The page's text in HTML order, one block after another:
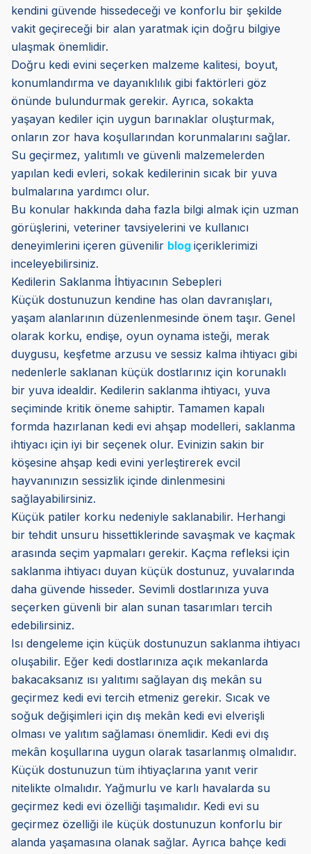
kendini güvende hissedeceği ve konforlu bir şekilde
vakit geçireceği bir alan yaratmak için doğru bilgiye
ulaşmak önemlidir.
Doğru kedi evini seçerken malzeme kalitesi, boyut,
konumlandırma ve dayanıklılık gibi faktörleri göz
önünde bulundurmak gerekir. Ayrıca, sokakta
yaşayan kediler için uygun barınaklar oluşturmak,
onların zor hava koşullarından korunmalarını sağlar.
Su geçirmez, yalıtımlı ve güvenli malzemelerden
yapılan kedi evleri, sokak kedilerinin sıcak bir yuva
bulmalarına yardımcı olur.
Bu konular hakkında daha fazla bilgi almak için uzman
görüşlerini, veteriner tavsiyelerini ve kullanıcı
deneyimlerini içeren güvenilir blog içeriklerimizi
inceleyebilirsiniz.
Kedilerin Saklanma İhtiyacının Sebepleri
Küçük dostunuzun kendine has olan davranışları,
yaşam alanlarının düzenlenmesinde önem taşır. Genel
olarak korku, endişe, oyun oynama isteği, merak
duygusu, keşfetme arzusu ve sessiz kalma ihtiyacı gibi
nedenlerle saklanan küçük dostlarınız için korunaklı
bir yuva idealdir. Kedilerin saklanma ihtiyacı, yuva
seçiminde kritik öneme sahiptir. Tamamen kapalı
formda hazırlanan kedi evi ahşap modelleri, saklanma
ihtiyacı için iyi bir seçenek olur. Evinizin sakin bir
köşesine ahşap kedi evini yerleştirerek evcil
hayvanınızın sessizlik içinde dinlenmesini
sağlayabilirsiniz.
Küçük patiler korku nedeniyle saklanabilir. Herhangi
bir tehdit unsuru hissettiklerinde savaşmak ve kaçmak
arasında seçim yapmaları gerekir. Kaçma refleksi için
saklanma ihtiyacı duyan küçük dostunuz, yuvalarında
daha güvende hisseder. Sevimli dostlarınıza yuva
seçerken güvenli bir alan sunan tasarımları tercih
edebilirsiniz.
Isı dengeleme için küçük dostunuzun saklanma ihtiyacı
oluşabilir. Eğer kedi dostlarınıza açık mekanlarda
bakacaksanız ısı yalıtımı sağlayan dış mekân su
geçirmez kedi evi tercih etmeniz gerekir. Sıcak ve
soğuk değişimleri için dış mekân kedi evi elverişli
olması ve yalıtım sağlaması önemlidir. Kedi evi dış
mekân koşullarına uygun olarak tasarlanmış olmalıdır.
Küçük dostunuzun tüm ihtiyaçlarına yanıt verir
nitelikte olmalıdır. Yağmurlu ve karlı havalarda su
geçirmez kedi evi özelliği taşımalıdır. Kedi evi su
geçirmez özelliği ile küçük dostunuzun konforlu bir
alanda yaşamasına olanak sağlar. Ayrıca bahçe kedi